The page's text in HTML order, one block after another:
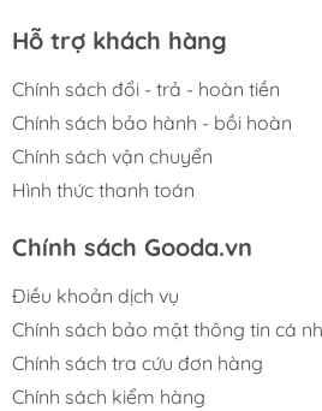
Hỗ trợ khách hàng
Chính sách đổi - trả - hoàn tiền
Chính sách bảo hành - bồi hoàn
Chính sách vận chuyển
Hình thức thanh toán
Chính sách Gooda.vn
Điều khoản dịch vụ
Chính sách bảo mật thông tin cá
Chính sách tra cứu đơn hàng
Chính sách kiểm hàng